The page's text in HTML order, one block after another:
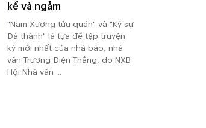
kể và ngẫm
"Nam Xương tửu quán" và "Ký sự
Đà thành" là tựa đề tập truyện
ký mới nhất của nhà báo, nhà
văn Trương Điện Thắng, do NXB
Hội Nhà văn ...